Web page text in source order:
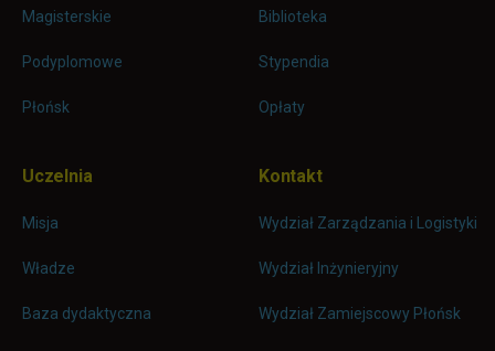
Magisterskie
Podyplomowe
Płońsk
Biblioteka
Stypendia
Opłaty
Uczelnia
Misja
Władze
Baza dydaktyczna
Kontakt
Wydział Zarządzania i Logistyki
Wydział Inżynieryjny
Wydział Zamiejscowy Płońsk